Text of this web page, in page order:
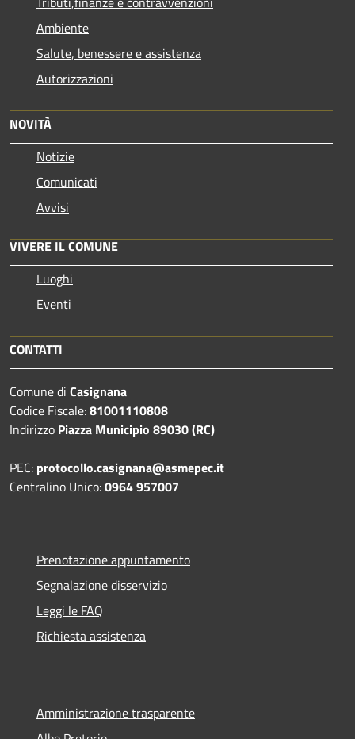
Ambiente
Salute, benessere e assistenza
Autorizzazioni
NOVITÀ
Notizie
Comunicati
Avvisi
VIVERE IL COMUNE
Luoghi
Eventi
CONTATTI
Comune di Casignana
Codice Fiscale:81001110808
Indirizzo Piazza Municipio 89030 (RC)
PEC: protocollo.casignana@asmepec.it
Centralino Unico:0964 957007
Prenotazione appuntamento
Segnalazione disservizio
Leggi le FAQ
Richiesta assistenza
Amministrazione trasparente